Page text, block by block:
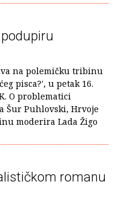
na polemičku tribinu
pisca?', u petak 16.
O problematici
Šur Puhlovski, Hrvoje
moderira Lada Žigo
romanu